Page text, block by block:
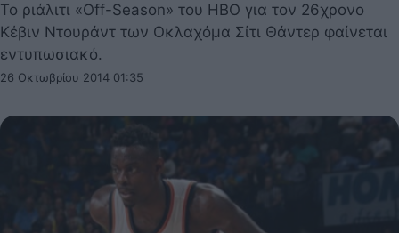
Το ριάλιτι «Off-Season» του HBO για τον 26χρονο
Κέβιν Ντουράντ των Οκλαχόμα Σίτι Θάντερ φαίνεται
εντυπωσιακό.
26 Οκτωβρίου 2014 01:35